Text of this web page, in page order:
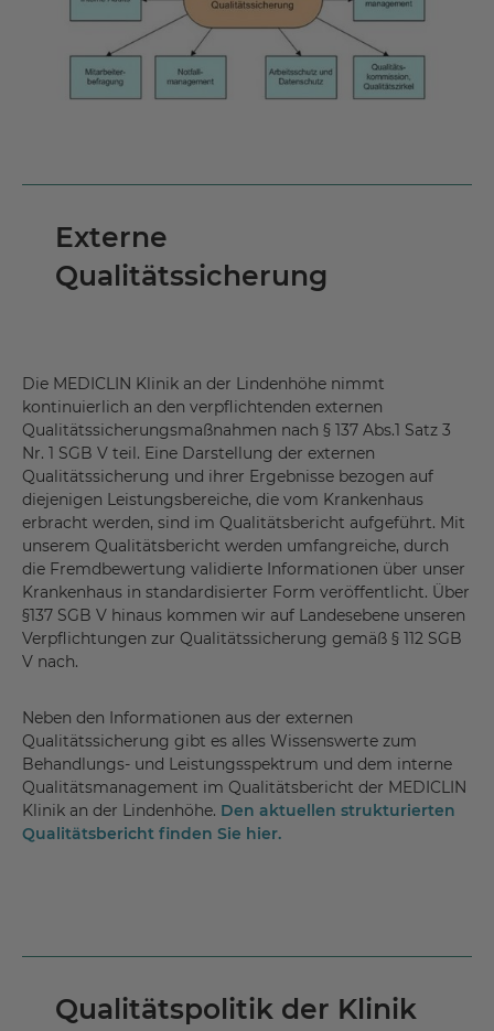
Externe
Qualitätssicherung
Die MEDICLIN Klinik an der Lindenhöhe nimmt
kontinuierlich an den verpflichtenden externen
Qualitätssicherungsmaßnahmen nach § 137 Abs.1 Satz 3
Nr. 1 SGB V teil. Eine Darstellung der externen
Qualitätssicherung und ihrer Ergebnisse bezogen auf
diejenigen Leistungsbereiche, die vom Krankenhaus
erbracht werden, sind im Qualitätsbericht aufgeführt. Mit
unserem Qualitätsbericht werden umfangreiche, durch
die Fremdbewertung validierte Informationen über unser
Krankenhaus in standardisierter Form veröffentlicht. Über
§137 SGB V hinaus kommen wir auf Landesebene unseren
Verpflichtungen zur Qualitätssicherung gemäß § 112 SGB
V nach.
Neben den Informationen aus der externen
Qualitätssicherung gibt es alles Wissenswerte zum
Behandlungs- und Leistungsspektrum und dem interne
Qualitätsmanagement im Qualitätsbericht der MEDICLIN
Klinik an der Lindenhöhe. Den aktuellen strukturierten
Qualitätsbericht finden Sie hier.
Qualitätspolitik der Klinik